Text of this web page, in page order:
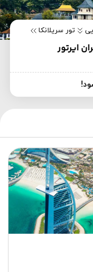
تور سریلانکا
ایرتور